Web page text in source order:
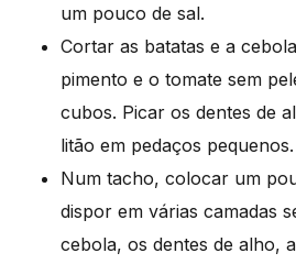
um pouco de sal.
Cortar as batatas e a
pimento e o tomate sem
cubos. Picar os dentes de
litão em pedaços pequenos.
Num tacho, colocar um
dispor em várias camadas
cebola, os dentes de alho,